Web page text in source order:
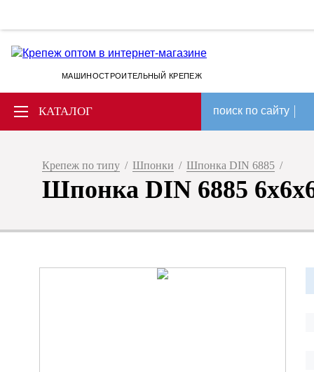
МАШИНОСТРОИТЕЛЬНЫЙ КРЕПЕЖ
КАТАЛОГ поиск по сайту
Крепеж по типу / Шпонки / Шпонка DIN 6885 /
Шпонка DIN 6885